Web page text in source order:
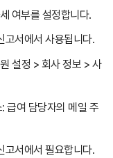
여부를 설정합니다.
고서에서 사용됩니다.
설정 > 회사 정보 > 사
급여 담당자의 메일 주
고서에서 필요합니다.